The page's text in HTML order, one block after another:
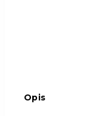
Opis